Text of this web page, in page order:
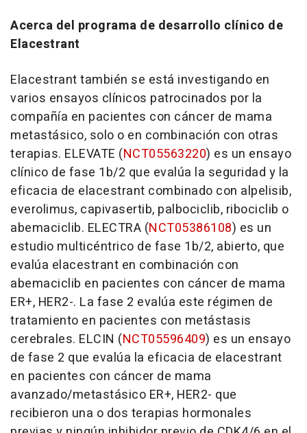
Acerca del programa de desarrollo clínico de
Elacestrant
Elacestrant también se está investigando en
varios ensayos clínicos patrocinados por la
compañía en pacientes con cáncer de mama
metastásico, solo o en combinación con otras
terapias. ELEVATE (NCT05563220) es un ensayo
clínico de fase 1b/2 que evalúa la seguridad y la
eficacia de elacestrant combinado con alpelisib,
everolimus, capivasertib, palbociclib, ribociclib o
abemaciclib. ELECTRA (NCT05386108) es un
estudio multicéntrico de fase 1b/2, abierto, que
evalúa elacestrant en combinación con
abemaciclib en pacientes con cáncer de mama
ER+, HER2-. La fase 2 evalúa este régimen de
tratamiento en pacientes con metástasis
cerebrales. ELCIN (NCT05596409) es un ensayo
de fase 2 que evalúa la eficacia de elacestrant
en pacientes con cáncer de mama
avanzado/metastásico ER+, HER2- que
recibieron una o dos terapias hormonales